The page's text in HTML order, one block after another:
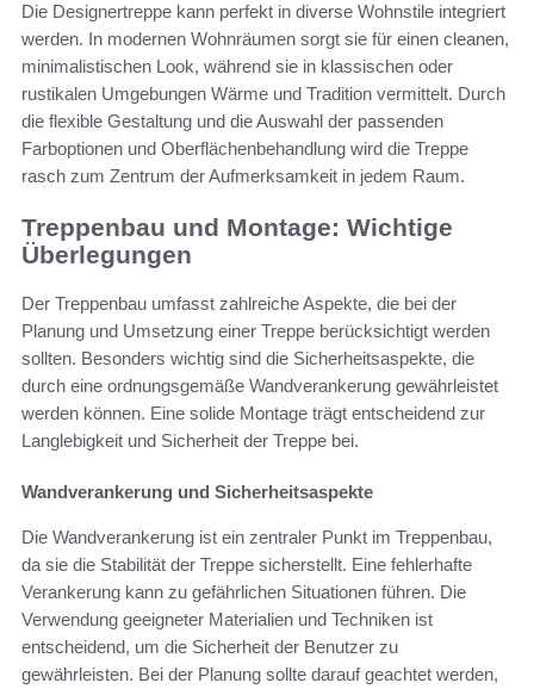
Die Designertreppe kann perfekt in diverse Wohnstile integriert
werden. In modernen Wohnräumen sorgt sie für einen cleanen,
minimalistischen Look, während sie in klassischen oder
rustikalen Umgebungen Wärme und Tradition vermittelt. Durch
die flexible Gestaltung und die Auswahl der passenden
Farboptionen und Oberflächenbehandlung wird die Treppe
rasch zum Zentrum der Aufmerksamkeit in jedem Raum.
Treppenbau und Montage: Wichtige
Überlegungen
Der Treppenbau umfasst zahlreiche Aspekte, die bei der
Planung und Umsetzung einer Treppe berücksichtigt werden
sollten. Besonders wichtig sind die Sicherheitsaspekte, die
durch eine ordnungsgemäße Wandverankerung gewährleistet
werden können. Eine solide Montage trägt entscheidend zur
Langlebigkeit und Sicherheit der Treppe bei.
Wandverankerung und Sicherheitsaspekte
Die Wandverankerung ist ein zentraler Punkt im Treppenbau,
da sie die Stabilität der Treppe sicherstellt. Eine fehlerhafte
Verankerung kann zu gefährlichen Situationen führen. Die
Verwendung geeigneter Materialien und Techniken ist
entscheidend, um die Sicherheit der Benutzer zu
gewährleisten. Bei der Planung sollte darauf geachtet werden,